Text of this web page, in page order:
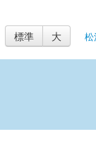
松
標準 大